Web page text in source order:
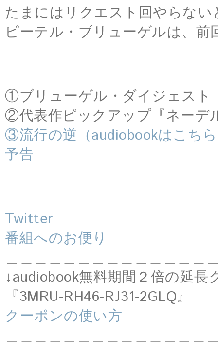
たまにはリクエスト回やらない
ピーテル・ブリューゲルは、
①ブリューゲル・ダイジェスト
②代表作ピックアップ『ネーデ
③流行の逆（audiobookはこち
予告
Twitter
番組へのお便り
＿＿＿＿＿＿＿＿＿＿＿＿＿＿
↓audiobook無料期間２倍の延長
『3MRU-RH46-RJ31-2GLQ』
クーポンの使い方
＿＿＿＿＿＿＿＿＿＿＿＿＿＿